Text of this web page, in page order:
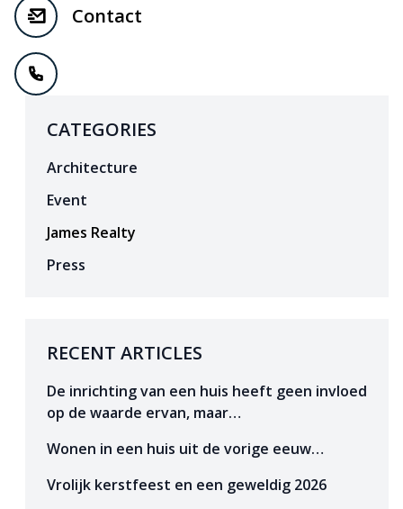
Contact
CATEGORIES
Architecture
Event
James Realty
Press
RECENT ARTICLES
De inrichting van een huis heeft geen invloed
op de waarde ervan, maar…
Wonen in een huis uit de vorige eeuw…
Vrolijk kerstfeest en een geweldig 2026